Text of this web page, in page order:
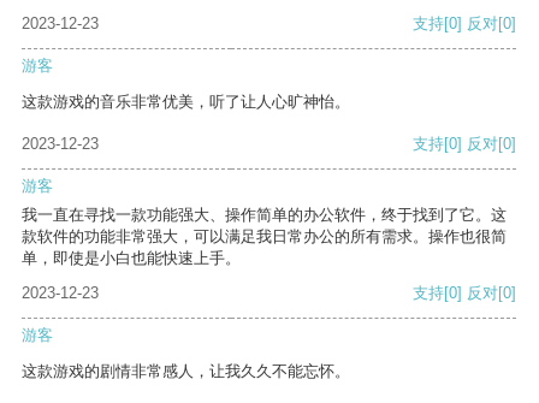
2023-12-23
支持[0] 反对[0]
游客
这款游戏的音乐非常优美，听了让人心旷神怡。
2023-12-23 支持[0] 反对[0]
游客
我一直在寻找一款功能强大、操作简单的办公软件，终于找到了它。这
款软件的功能非常强大，可以满足我日常办公的所有需求。操作也很简
单，即使是小白也能快速上手。
2023-12-23
支持[0] 反对[0]
游客
这款游戏的剧情非常感人，让我久久不能忘怀。